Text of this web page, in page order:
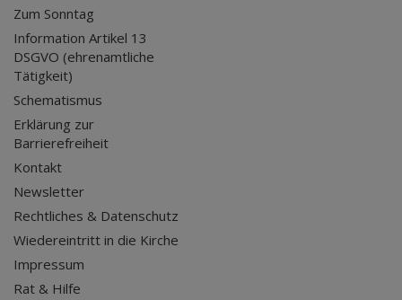
Zum Sonntag
Information Artikel 13
DSGVO (ehrenamtliche
Tätigkeit)
Schematismus
Erklärung zur
Barrierefreiheit
Kontakt
Newsletter
Rechtliches & Datenschutz
Wiedereintritt in die Kirche
Impressum
Rat & Hilfe